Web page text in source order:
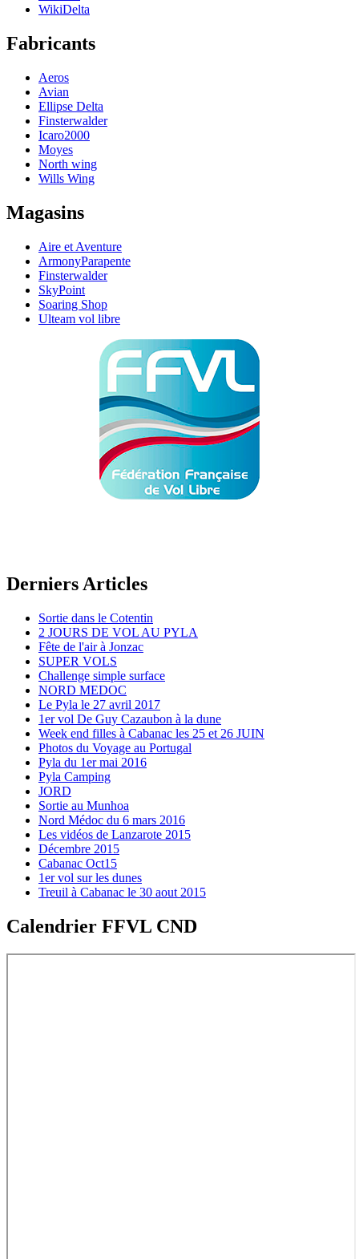
WikiDelta
Fabricants
Aeros
Avian
Ellipse Delta
Finsterwalder
Icaro2000
Moyes
North wing
Wills Wing
Magasins
Aire et Aventure
ArmonyParapente
Finsterwalder
SkyPoint
Soaring Shop
Ulteam vol libre
Derniers Articles
Sortie dans le Cotentin
2 JOURS DE VOL AU PYLA
Fête de l'air à Jonzac
SUPER VOLS
Challenge simple surface
NORD MEDOC
Le Pyla le 27 avril 2017
1er vol De Guy Cazaubon à la dune
Week end filles à Cabanac les 25 et 26 JUIN
Photos du Voyage au Portugal
Pyla du 1er mai 2016
Pyla Camping
JORD
Sortie au Munhoa
Nord Médoc du 6 mars 2016
Les vidéos de Lanzarote 2015
Décembre 2015
Cabanac Oct15
1er vol sur les dunes
Treuil à Cabanac le 30 aout 2015
Calendrier FFVL CND